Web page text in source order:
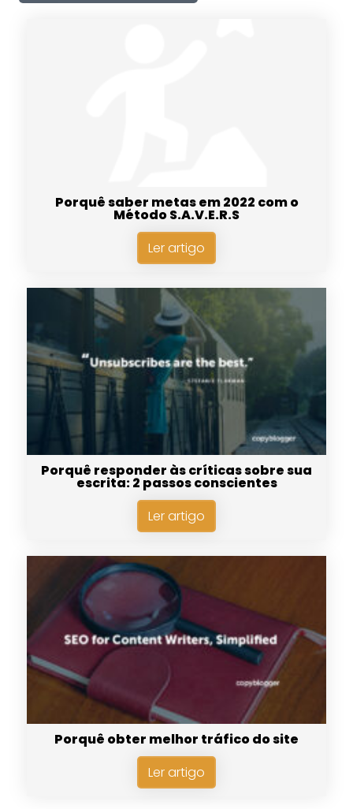
Porquê saber metas em 2022 com o
Método S.A.V.E.R.S
Ler artigo
Porquê responder às críticas sobre sua
escrita: 2 passos conscientes
Ler artigo
Porquê obter melhor tráfico do site
Ler artigo